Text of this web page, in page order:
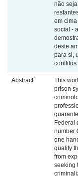
não
em
social -
deste
para si,
conflitos
Abstract:
This
prison
Federal
number
one
qualify
from
seeking